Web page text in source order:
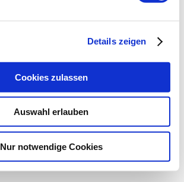
Details zeigen
Cookies zulassen
Auswahl erlauben
Nur notwendige Cookies